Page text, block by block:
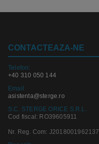
CONTACTEAZA-NE
Telefon:
+40 310 050 144
Email
asistenta@sterge.ro
S.C. STERGE ORICE S.R.L.
Cod fiscal: RO39605911
Nr. Reg. Com: J2018001962137